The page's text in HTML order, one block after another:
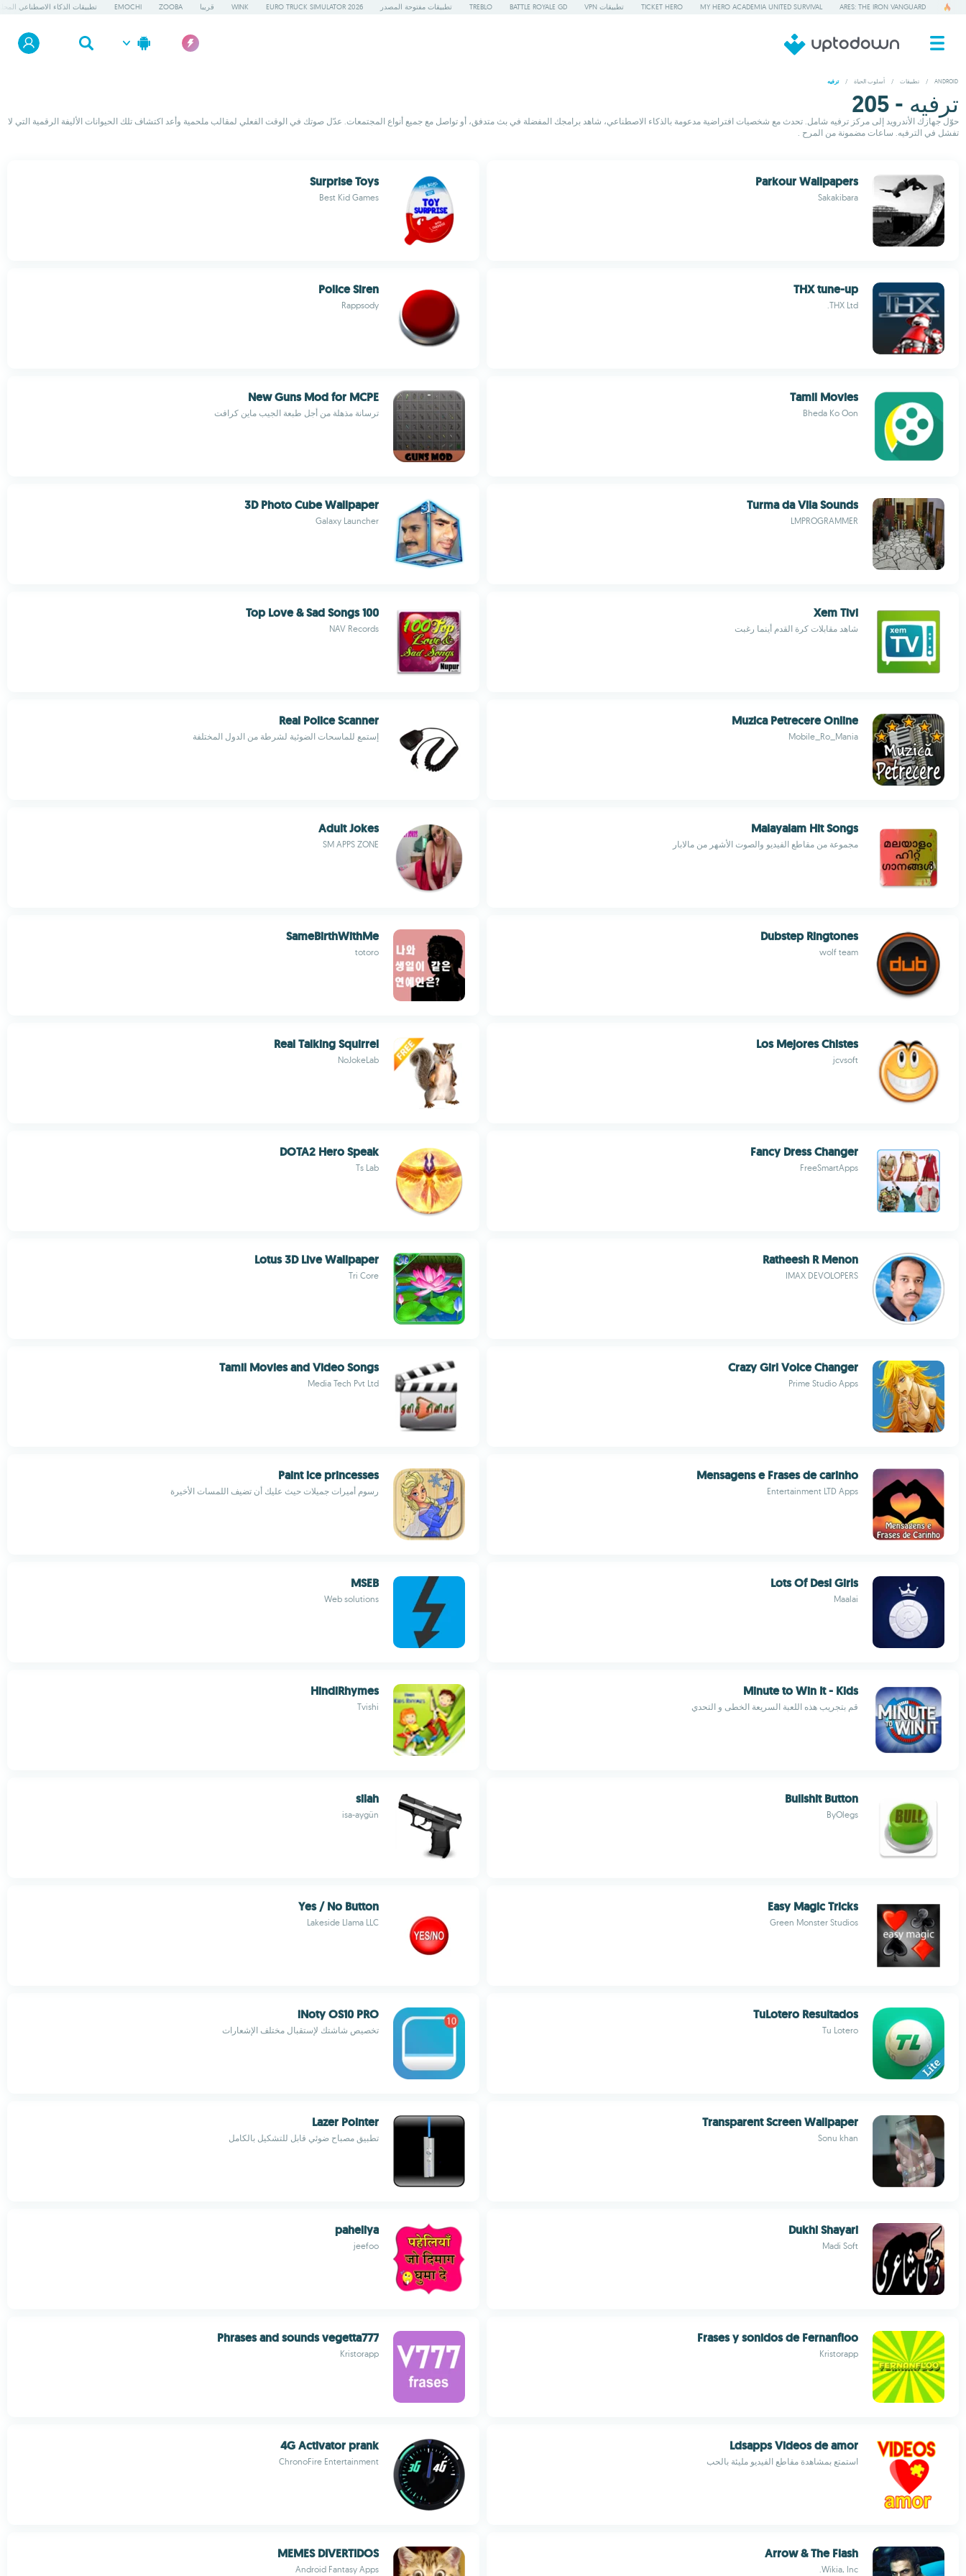
ARES: THE IRON VANGUARD
MY HERO ACADEMIA UNITED SURVIVAL
TICKET HERO تطبيقات VPN BATTLE ROYALE GD
TREBLO تطبيقات مفتوحة المصدر EURO TRUCK SIMULATOR 2026
WINK قريبا ZOOBA
EMOCHI تطبيقات الذكاء الاصطناعي
ANDROID
/ تطبيقات / أسلوب الحياة / ترفيه
ترفيه - 205
حوّل جهازك الأندرويد إلى مركز ترفيه شامل. تحدث مع شخصيات افتراضية مدعومة بالذكاء الاصطناعي، شاهد برامجك المفضلة في بث متدفق، أو تواصل مع جميع أنواع المجتمعات. عدّل صوتك في الوقت الفعلي لمقالب ملحمية وأعد اكتشاف تلك الحيوانات الأليفة الرقمية التي لا
تفشل في الترفيه. ساعات مضمونة من المرح .
Parkour Wallpapers
Sakakibara
Surprise Toys
Best Kid Games
THX tune-up
THX Ltd.
Police Siren
Rappsody
Tamil Movies
Bheda Ko Oon
New Guns Mod for MCPE
ترسانة مذهلة من أجل طبعة الجيب ماين كرافت
Turma da Vila Sounds
LMPROGRAMMER
3D Photo Cube Wallpaper
Galaxy Launcher
Xem Tivi
شاهد مقابلات كرة القدم أينما رغبت
100 Top Love & Sad Songs
NAV Records
Muzica Petrecere Online
Mobile_Ro_Mania
Real Police Scanner
إستمع للماسحات الضوئية لشرطة من الدول المختلفة
Malayalam Hit Songs
مجموعة من مقاطع الفيديو والصوت الأشهر من مالابار
Adult Jokes
SM APPS ZONE
Dubstep Ringtones
wolf team
SameBirthWithMe
totoro
Los Mejores Chistes
jcvsoft
Real Talking Squirrel
NoJokeLab
Fancy Dress Changer
FreeSmartApps
DOTA2 Hero Speak
Ts Lab
Ratheesh R Menon
IMAX DEVOLOPERS
Lotus 3D Live Wallpaper
Tri Core
Crazy Girl Voice Changer
Prime Studio Apps
Tamil Movies and Video Songs
Media Tech Pvt Ltd
Mensagens e Frases de carinho
Entertainment LTD Apps
Paint ice princesses
رسوم أميرات جميلات حيث عليك أن تضيف اللمسات الأخيرة
Lots Of Desi Girls
Maalai
MSEB
Web solutions
Minute to Win It - Kids
قم بتجريب هذه اللعبة السريعة الخطى و التحدي
HindiRhymes
Tvishi
Bullshit Button
ByOlegs
silah
isa-aygün
Easy Magic Tricks
Green Monster Studios
Yes / No Button
Lakeside Llama LLC
TuLotero Resultados
Tu Lotero
iNoty OS10 PRO
تخصيص شاشتك لإستقبال مختلف الإشعارات
Transparent Screen Wallpaper
Sonu khan
Lazer Pointer
تطبيق مصباح ضوئي قابل للتشكيل بالكامل
Dukhi Shayari
Madi Soft
paheliya
jeefoo
Frases y sonidos de Fernanfloo
Kristorapp
Phrases and sounds vegetta777
Kristorapp
Ldsapps Videos de amor
استمتع بمشاهدة مقاطع الفيديو مليئة بالحب
4G Activator prank
ChronoFire Entertainment
Arrow & The Flash
Wikia, Inc.
MEMES DIVERTIDOS
Android Fantasy Apps